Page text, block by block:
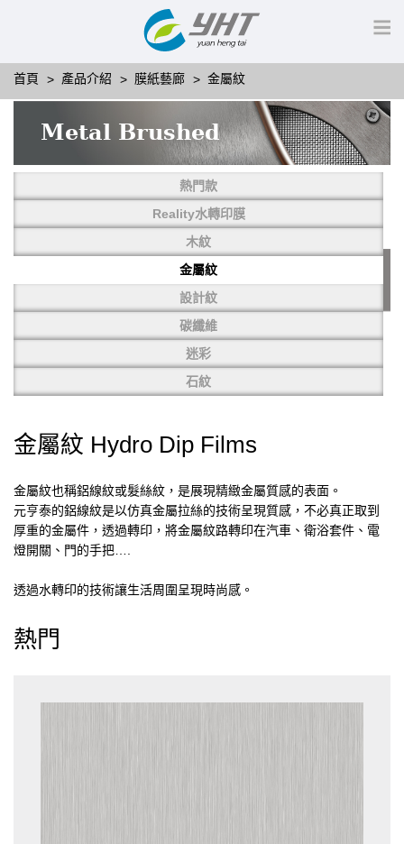
首頁 產品介紹 膜紙藝廊 金屬紋
Metal Brushed
熱門款
Reality水轉印膜
木紋
金屬紋
設計紋
碳纖維
迷彩
石紋
金屬紋 Hydro Dip Films
金屬紋也稱鋁線紋或髮絲紋，是展現精緻金屬質感的表面。
元亨泰的鋁線紋是以仿真金屬拉絲的技術呈現質感，不必真正取到
厚重的金屬件，透過轉印，將金屬紋路轉印在汽車、衛浴套件、電
燈開關、門的手把….
透過水轉印的技術讓生活周圍呈現時尚感。
熱門